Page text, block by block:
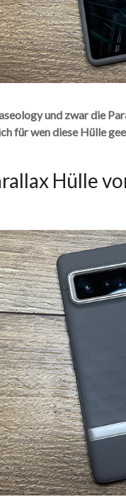
und zwar die
für wen diese Hülle
Hülle